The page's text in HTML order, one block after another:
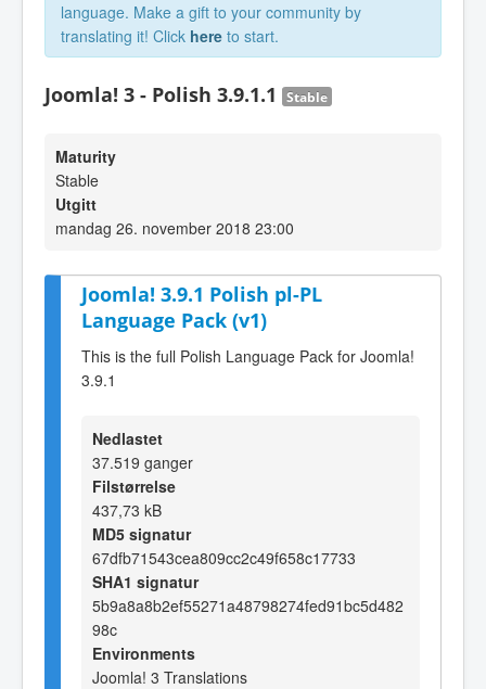
language. Make a gift to your community by
translating it! Click here to start.
Joomla! 3 - Polish 3.9.1.1 Stable
Maturity
Stable
Utgitt
mandag 26. november 2018 23:00
Joomla! 3.9.1 Polish pl-PL
Language Pack (v1)
This is the full Polish Language Pack for Joomla!
3.9.1
Nedlastet
37.519 ganger
Filstørrelse
437,73 kB
MD5 signatur
67dfb71543cea809cc2c49f658c17733
SHA1 signatur
5b9a8a8b2ef55271a48798274fed91bc5d482
98c
Environments
Joomla! 3 Translations